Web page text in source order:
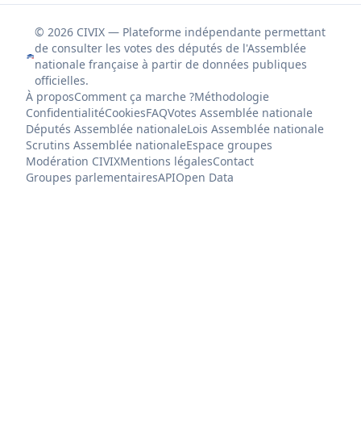
© 2026 CIVIX — Plateforme indépendante permettant
de consulter les votes des députés de l'Assemblée
nationale française à partir de données publiques
officielles.
À proposComment ça marche ?Méthodologie
ConfidentialitéCookiesFAQVotes Assemblée nationale
Députés Assemblée nationaleLois Assemblée nationale
Scrutins Assemblée nationaleEspace groupes
Modération CIVIXMentions légalesContact
Groupes parlementairesAPIOpen Data